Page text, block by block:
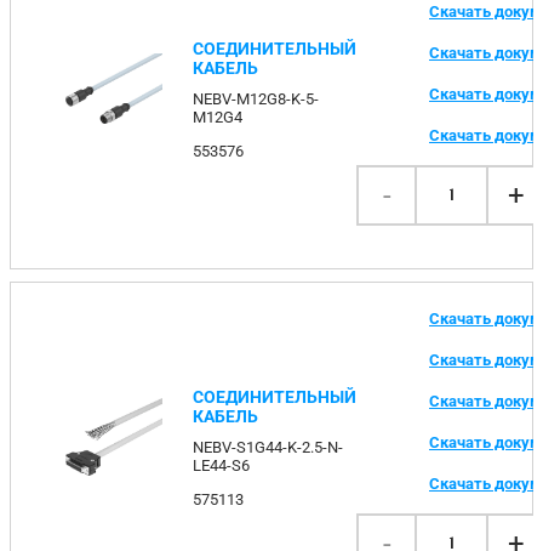
СОЕДИНИТЕЛЬНЫЙ
КАБЕЛЬ
NEBV-M12G8-K-5-
M12G4
553576
Скачать
Скачать
Скачать
Скачать
- 1 +
СОЕДИНИТЕЛЬНЫЙ
КАБЕЛЬ
NEBV-S1G44-K-2.5-N-
LE44-S6
575113
Скачать
Скачать
Скачать
Скачать
Скачать
- 1 +